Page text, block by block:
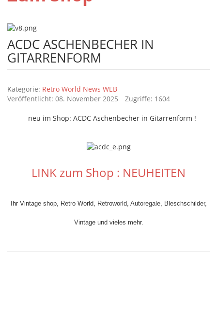
ACDC ASCHENBECHER IN
GITARRENFORM
Details
Kategorie: Retro World News WEB
Veröffentlicht: 08. November 2025
Zugriffe: 1604
neu im Shop: ACDC Aschenbecher in Gitarrenform !
LINK zum Shop : NEUHEITEN
Ihr Vintage shop, Retro World, Retroworld, Autoregale, Bleschschilder,
Vintage und vieles mehr.